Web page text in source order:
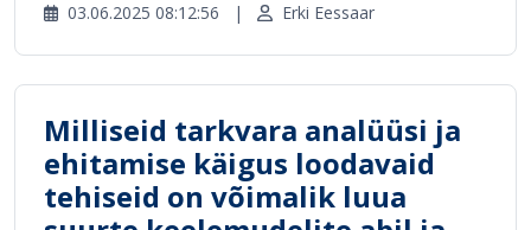
03.06.2025 08:12:56 | Erki Eessaar
Milliseid tarkvara analüüsi ja
ehitamise käigus loodavaid
tehiseid on võimalik luua